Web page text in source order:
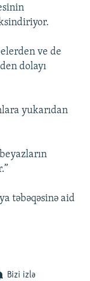
ve de
dolayı
yukarıdan
təbəqəsinə aid
Bizi izlə